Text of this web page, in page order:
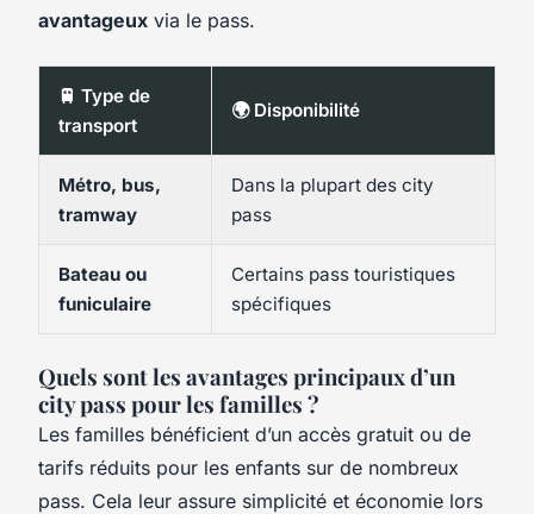
avantageux via le pass.
🚆 Type de
transport
🌍 Disponibilité
Métro, bus,
tramway
Dans la plupart des city
pass
Bateau ou
funiculaire
Certains pass touristiques
spécifiques
Quels sont les avantages principaux d’un
city pass pour les familles ?
Les familles bénéficient d’un accès gratuit ou de
tarifs réduits pour les enfants sur de nombreux
pass. Cela leur assure simplicité et économie lors